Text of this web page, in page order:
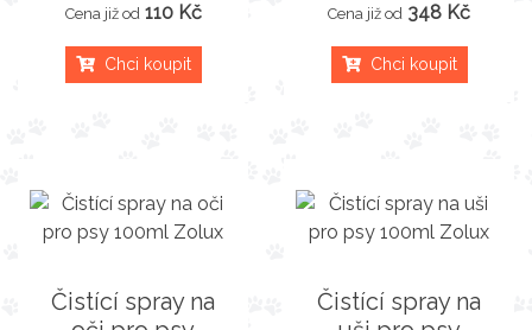
Cena již od 110 Kč
Chci koupit
Cena již od 348 Kč
Chci koupit
Čistící spray na
Čistící spray na